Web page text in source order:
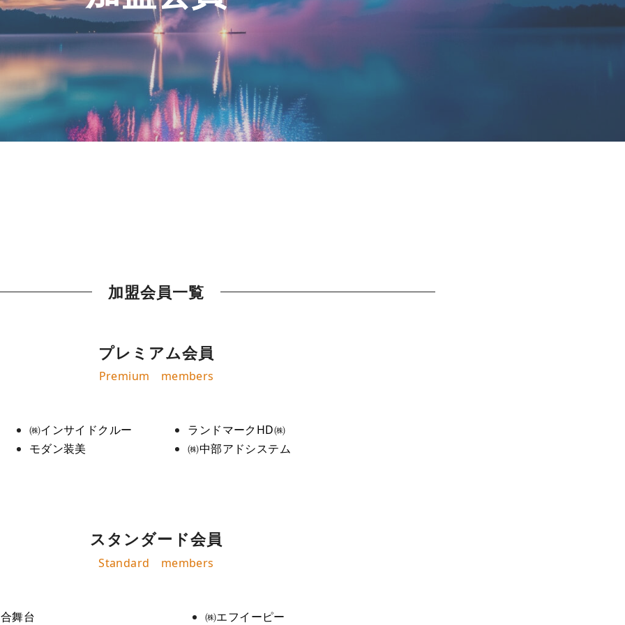
加盟会員一覧
プレミアム会員
Premium members
㈱インサイドクルー
ランドマークHD㈱
モダン装美
㈱中部アドシステム
スタンダード会員
Standard members
舞台 ㈱エフイーピー